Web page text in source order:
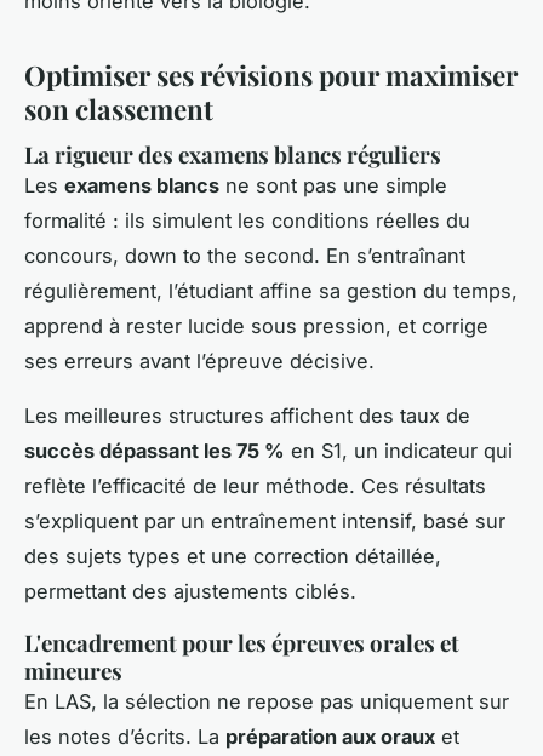
Optimiser ses révisions pour maximiser
son classement
La rigueur des examens blancs réguliers
Les examens blancs ne sont pas une simple
formalité : ils simulent les conditions réelles du
concours, down to the second. En s’entraînant
régulièrement, l’étudiant affine sa gestion du temps,
apprend à rester lucide sous pression, et corrige
ses erreurs avant l’épreuve décisive.
Les meilleures structures affichent des taux de
succès dépassant les 75 % en S1, un indicateur qui
reflète l’efficacité de leur méthode. Ces résultats
s’expliquent par un entraînement intensif, basé sur
des sujets types et une correction détaillée,
permettant des ajustements ciblés.
L'encadrement pour les épreuves orales et
mineures
En LAS, la sélection ne repose pas uniquement sur
les notes d’écrits. La préparation aux oraux et